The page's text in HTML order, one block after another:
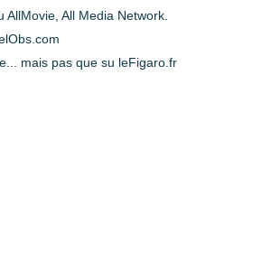
All Media Network.
mais pas que su leFigaro.fr